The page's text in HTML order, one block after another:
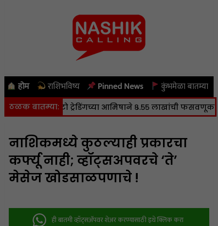
होम राशिभविष्य Pinned News कुंभमेळा बातम्या
ठळक बातम्या:
क्रिप्टो ट्रेडिंगच्या आमिषाने ८.५५ लाखांची फसवणूक |
नाशिकमध्ये कुठल्याही प्रकारचा
कर्फ्यू नाही; व्हॉट्सअपवरचे ‘ते’
मेसेज खोडसाळपणाचे !
ही बातमी व्हॉट्सअ‍ॅपवर शेअर करण्यासाठी इथे क्लिक करा